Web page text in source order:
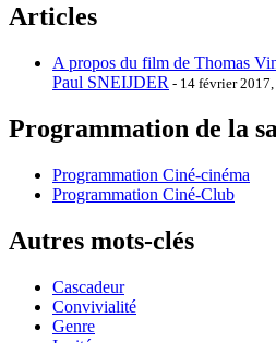
Articles
A propos du film de Thomas
Paul SNEIJDER - 14 février
Programmation de la
Programmation Ciné-cinéma
Programmation Ciné-Club
Autres mots-clés
Cascadeur
Convivialité
Genre